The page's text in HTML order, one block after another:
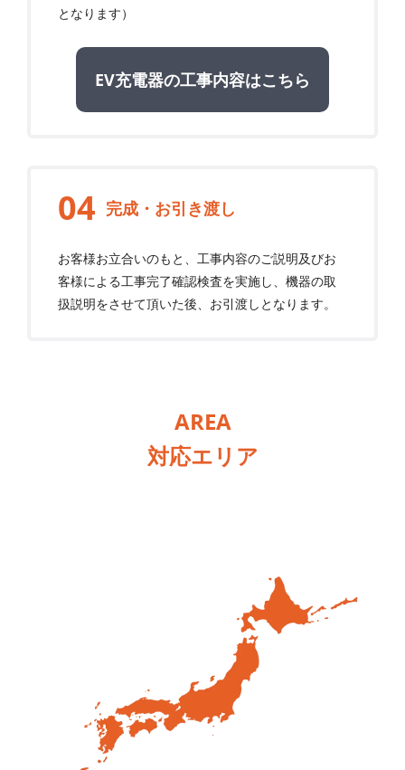
となります）
EV充電器の工事内容はこちら
完成・お引き渡し
お客様お立合いのもと、工事内容のご説明及びお
客様による工事完了確認検査を実施し、機器の取
扱説明をさせて頂いた後、お引渡しとなります。
AREA
対応エリア